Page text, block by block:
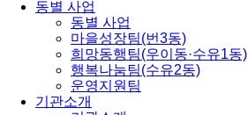
동별 사업
동별 사업
마을성장팀(번3동)
희망동행팀(우이동·수유1동)
행복나눔팀(수유2동)
운영지원팀
기관소개